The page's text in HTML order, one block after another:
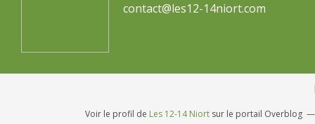
contact@les12-14niort.com
Voir le profil de Les 12-14 Niort sur le portail Overblog